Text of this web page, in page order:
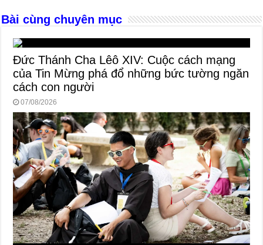
k
Bài cùng chuyên mục
Đức Thánh Cha Lêô XIV: Cuộc cách mạng
của Tin Mừng phá đổ những bức tường ngăn
cách con người
07/08/2026